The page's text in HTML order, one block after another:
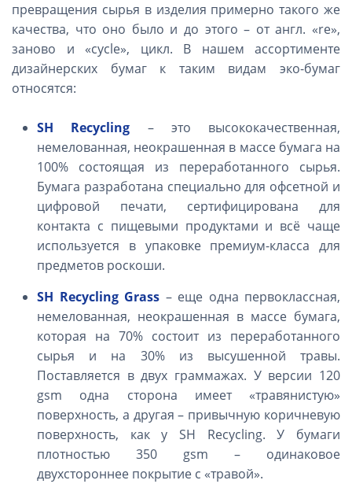
превращения сырья в изделия примерно такого же
качества, что оно было и до этого – от англ. «re»,
заново и «cycle», цикл. В нашем ассортименте
дизайнерских бумаг к таким видам эко-бумаг
относятся:
SH Recycling – это высококачественная,
немелованная, неокрашенная в массе бумага на
100% состоящая из переработанного сырья.
Бумага разработана специально для офсетной и
цифровой печати, сертифицирована для
контакта с пищевыми продуктами и всё чаще
используется в упаковке премиум-класса для
предметов роскоши.
SH Recycling Grass – еще одна первоклассная,
немелованная, неокрашенная в массе бумага,
которая на 70% состоит из переработанного
сырья и на 30% из высушенной травы.
Поставляется в двух граммажах. У версии 120
gsm одна сторона имеет «травянистую»
поверхность, а другая – привычную коричневую
поверхность, как у SH Recycling. У бумаги
плотностью 350 gsm – одинаковое
двухстороннее покрытие с «травой».